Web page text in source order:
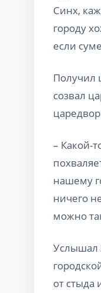
Синх,
городу
если
Получил
созвал
– Какой-
нашему
ничего
можно
Услышал
от стыда